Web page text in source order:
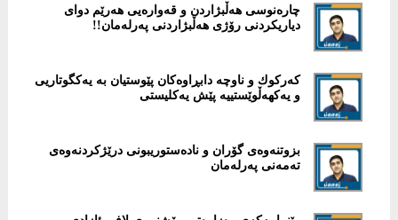
چارەنوسی هەڵبژاردن و قەوارەیی هەرێم دوای
دیاریكردنی رۆژی هەڵبژاردنی پەرلەمان!!
كەركوك و ناوچە دابڕاوەكان پێوستیان بە یەکگوتاریی
و یەکهەڵوێستییە پێش یەكلیستی
بزوتنەوەی گۆران و نادەستوریبونی درێژكردنەوەی
تەمەنی پەرلەمان